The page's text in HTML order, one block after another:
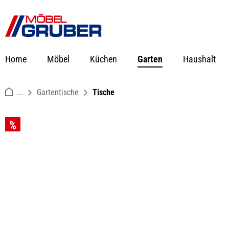
Zur Hauptnavigation springen
Home Möbel Küchen Garten Haushalt
... Gartentische Tische
Bildergalerie überspringen